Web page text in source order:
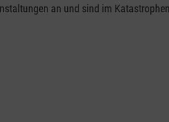
an und sind im